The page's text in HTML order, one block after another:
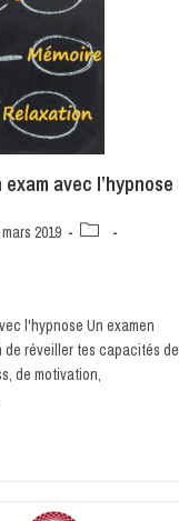
avec l’hypnose
mars 2019
l'hypnose Un examen
de réveiller tes capacités de
de motivation,